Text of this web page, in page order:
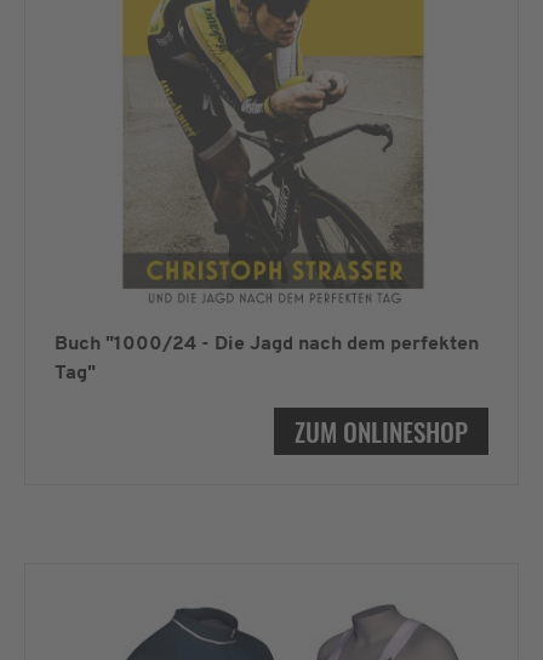
Buch "1000/24 - Die Jagd nach dem perfekten
Tag"
ZUM ONLINESHOP